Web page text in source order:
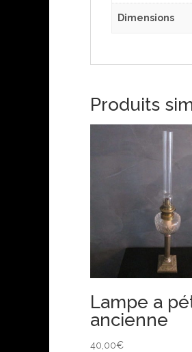
Dimensions
Produits
Lampe a
ancienne
40,00€